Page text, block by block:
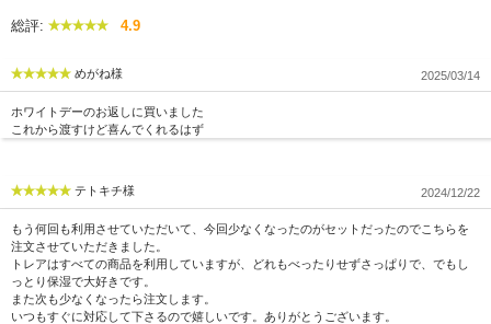
総評: 4.9
めがね様 2025/03/14
ホワイトデーのお返しに買いました
これから渡すけど喜んでくれるはず
テトキチ様 2024/12/22
もう何回も利用させていただいて、今回少なくなったのがセットだったのでこちらを
注文させていただきました。
トレアはすべての商品を利用していますが、どれもべったりせずさっぱりで、でもし
っとり保湿で大好きです。
また次も少なくなったら注文します。
いつもすぐに対応して下さるので嬉しいです。ありがとうございます。